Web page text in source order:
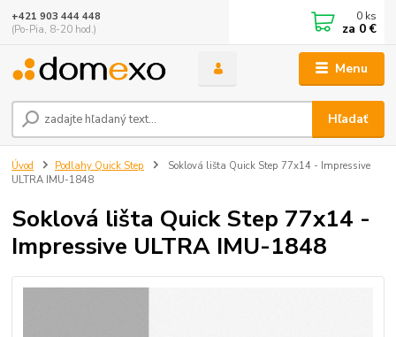
Menu
Hľadať
+421 903 444 448
(Po-Pia, 8-20 hod.)
0 ks
za 0 €
Úvod Podlahy Quick Step
Soklová lišta Quick Step 77x14 - Impressive
ULTRA IMU-1848
Soklová lišta Quick Step 77x14 -
Impressive ULTRA IMU-1848